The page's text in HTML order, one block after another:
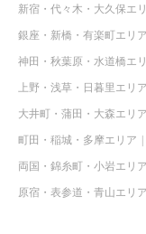
新宿・代々木・大久保エ
銀座・新橋・有楽町エリア
神田・秋葉原・水道橋エ
上野・浅草・日暮里エリア
大井町・蒲田・大森エリア
町田・稲城・多摩エリア
両国・錦糸町・小岩エリア
原宿・表参道・青山エリア